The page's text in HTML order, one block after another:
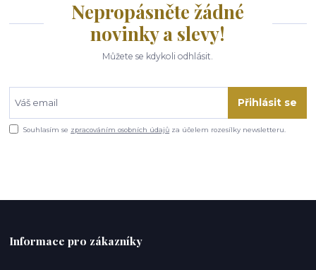
Nepropásněte žádné
novinky a slevy!
Můžete se kdykoli odhlásit.
Přihlásit se
Souhlasím se zpracováním osobních údajů za účelem rozesílky newsletteru.
Informace pro zákazníky